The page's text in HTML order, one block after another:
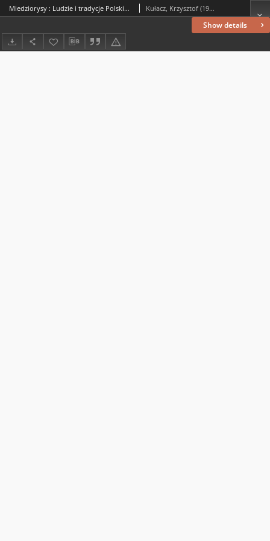
Show details
Miedziorysy : Ludzie i tradycje Polskiej Miedzi nr 3 (11), 2015 Kułacz, Krzysztof (1960– ) (red. nacz.)